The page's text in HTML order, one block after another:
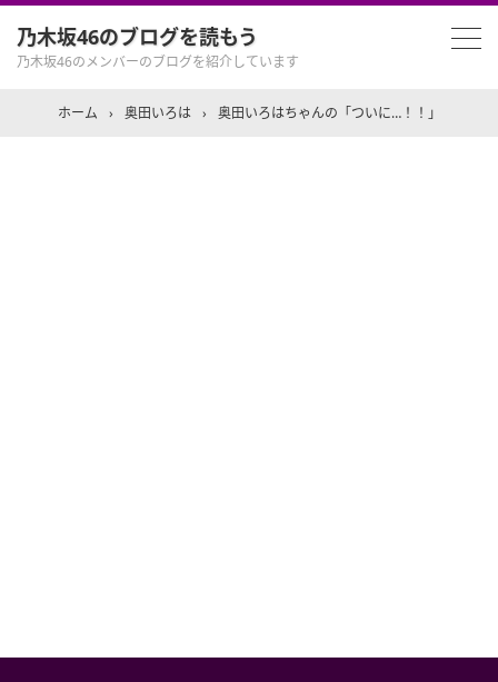
乃木坂46のブログを読もう
乃木坂46のメンバーのブログを紹介しています
ホーム › 奥田いろは › 奥田いろはちゃんの「ついに…！！」